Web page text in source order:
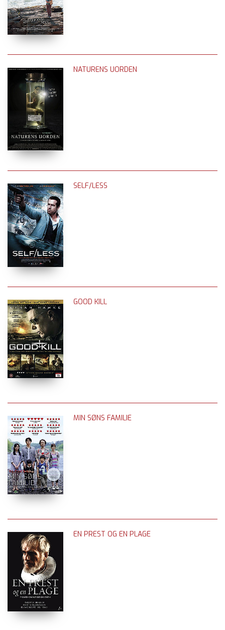
NATURENS UORDEN
SELF/LESS
GOOD KILL
MIN SØNS FAMILIE
EN PREST OG EN PLAGE